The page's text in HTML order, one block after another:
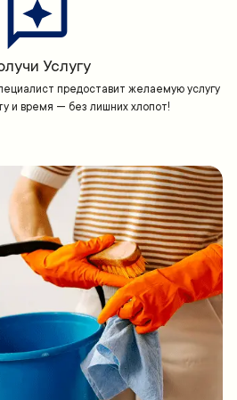
Услугу
предоставит желаемую услугу
и время — без лишних хлопот!